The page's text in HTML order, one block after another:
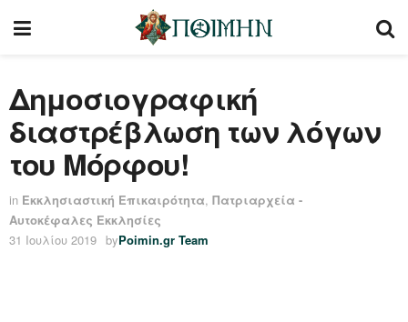
Δημοσιογραφική
διαστρέβλωση των λόγων
του Μόρφου!
in Εκκλησιαστική Επικαιρότητα, Πατριαρχεία -
Αυτοκέφαλες Εκκλησίες
31 Ιουλίου 2019 byPoimin.gr Team